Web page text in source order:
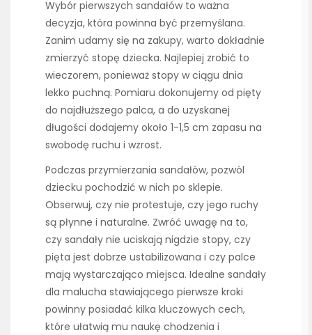
Wybór pierwszych sandałów to ważna
decyzja, która powinna być przemyślana.
Zanim udamy się na zakupy, warto dokładnie
zmierzyć stopę dziecka. Najlepiej zrobić to
wieczorem, ponieważ stopy w ciągu dnia
lekko puchną. Pomiaru dokonujemy od pięty
do najdłuższego palca, a do uzyskanej
długości dodajemy około 1-1,5 cm zapasu na
swobodę ruchu i wzrost.
Podczas przymierzania sandałów, pozwól
dziecku pochodzić w nich po sklepie.
Obserwuj, czy nie protestuje, czy jego ruchy
są płynne i naturalne. Zwróć uwagę na to,
czy sandały nie uciskają nigdzie stopy, czy
pięta jest dobrze ustabilizowana i czy palce
mają wystarczająco miejsca. Idealne sandały
dla malucha stawiającego pierwsze kroki
powinny posiadać kilka kluczowych cech,
które ułatwią mu naukę chodzenia i